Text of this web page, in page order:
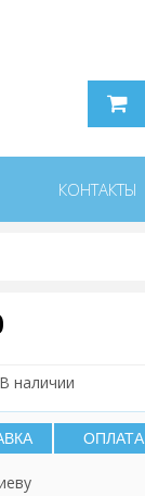
КОНТАКТЫ
В наличии
ОПЛАТА